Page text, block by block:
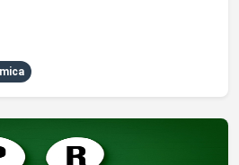
Society UPRM Chapter